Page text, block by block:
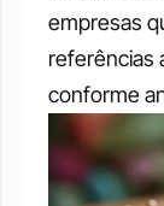
empresas
referências
conforme